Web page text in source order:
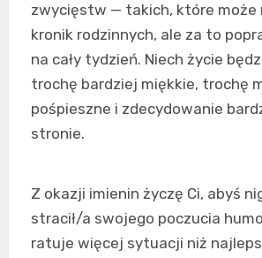
zwycięstw — takich, które może
kronik rodzinnych, ale za to
na cały tydzień. Niech życie
trochę bardziej miękkie, trochę
pośpieszne i zdecydowanie
stronie.
Z okazji imienin życzę Ci, abyś
stracił/a swojego poczucia
ratuje więcej sytuacji niż